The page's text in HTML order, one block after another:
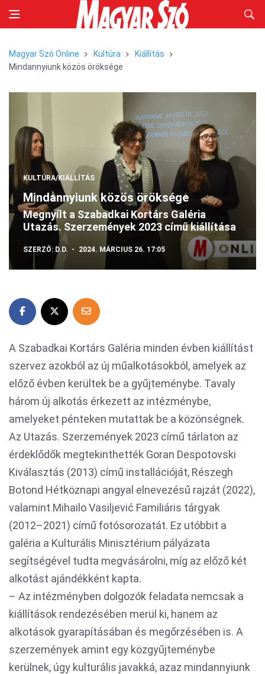
Magyar Szó Online Kultúra
Kiállítás
Mindannyiunk közös öröksége
KULTÚRA/KIÁLLÍTÁS
Mindannyiunk közös öröksége
Megnyílt a Szabadkai Kortárs Galéria
Utazás. Szerzemények 2023 című kiállítása
SZERZŐ: D.D. 2024. MÁRCIUS 26. 17:05
A Szabadkai Kortárs Galéria minden évben kiállítást
szervez azokból az új műalkotásokból, amelyek az
előző évben kerültek be a gyűjteménybe. Tavaly
három új alkotás érkezett az intézménybe,
amelyeket pénteken mutattak be a közönségnek.
Az Utazás. Szerzemények 2023 című tárlaton az
érdeklődők megtekinthették Goran Despotovski
Kiválasztás (2013) című installációját, Részegh
Botond Hétköznapi angyal elnevezésű rajzát (2022),
valamint Mihailo Vasiljević Familiáris tárgyak
(2012–2021) című fotósorozatát. Ez utóbbit a
galéria a Kulturális Minisztérium pályázata
segítségével tudta megvásárolni, míg az előző két
alkotást ajándékként kapta.
– Az intézményben dolgozók feladata nemcsak a
kiállítások rendezésében merül ki, hanem az
alkotások gyarapításában és megőrzésében is. A
szerzemények amint egy közgyűjteménybe
kerülnek, úgy kulturális javakká, azaz mindannyiunk